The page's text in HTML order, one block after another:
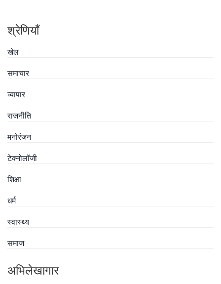
श्रेणियाँ
खेल
समाचार
व्यापार
राजनीति
मनोरंजन
टेक्नोलॉजी
शिक्षा
धर्म
स्वास्थ्य
समाज
अभिलेखागार